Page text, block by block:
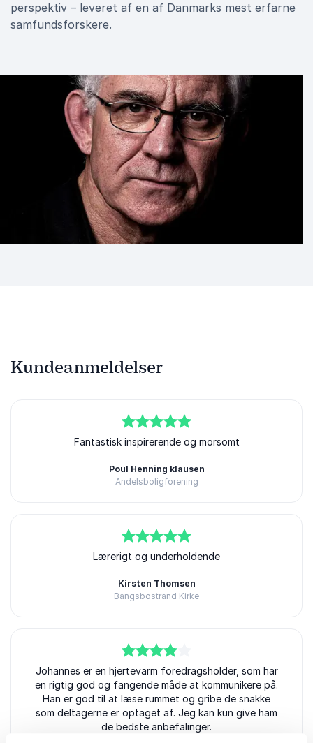
perspektiv – leveret af en af Danmarks mest erfarne
samfundsforskere.
Kundeanmeldelser
5
Fantastisk inspirerende og morsomt
Poul Henning klausen
Andelsboligforening
Lærerigt og underholdende
Kirsten Thomsen
Bangsbostrand Kirke
4ud af5
Johannes er en hjertevarm foredragsholder, som har
en rigtig god og fangende måde at kommunikere på.
Han er god til at læse rummet og gribe de snakke
som deltagerne er optaget af. Jeg kan kun give ham
de bedste anbefalinger.